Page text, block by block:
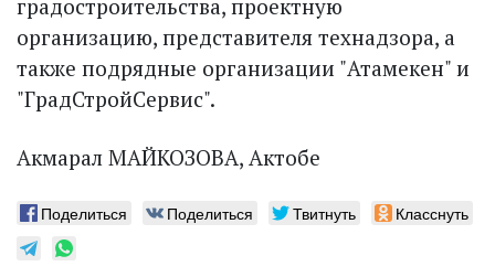
градостроительства, проектную
организацию, представителя технадзора, а
также подрядные организации "Атамекен" и
"ГрадСтройСервис".
Акмарал МАЙКОЗОВА, Актобе
Поделиться Поделиться Твитнуть Класснуть